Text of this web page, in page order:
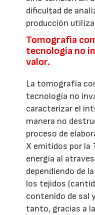
dificultad de
producción
Tomografía
tecnología no
valor.
La tomografía
tecnología no
caracterizar el
manera no
proceso de
X emitidos por la
energía al
dependiendo de
los tejidos
contenido de sal
tanto, gracias a